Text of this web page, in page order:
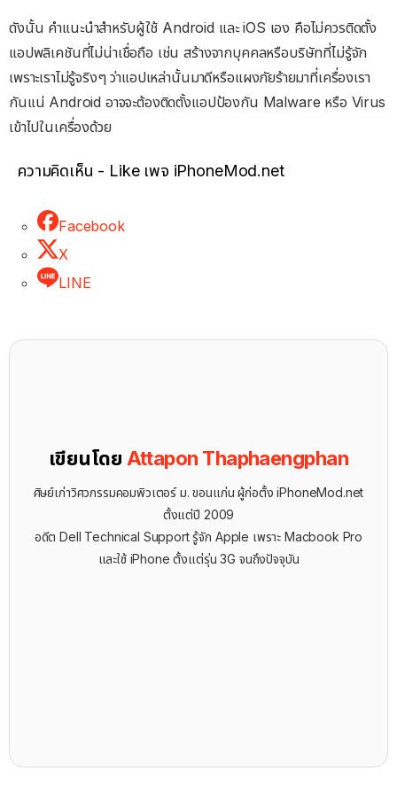
ดังนั้น คำแนะนำสำหรับผู้ใช้ Android และ iOS เอง คือไม่ควรติดตั้ง
แอปพลิเคชันที่ไม่น่าเชื่อถือ เช่น สร้างจากบุคคลหรือบริษัทที่ไม่รู้จัก
เพราะเราไม่รู้จริงๆ ว่าแอปเหล่านั้นมาดีหรือแผงภัยร้ายมาที่เครื่องเรา
กันแน่ Android อาจจะต้องติดตั้งแอปป้องกัน Malware หรือ Virus
เข้าไปในเครื่องด้วย
ความคิดเห็น - Like เพจ iPhoneMod.net
Facebook
X
LINE
เขียนโดย Attapon Thaphaengphan
ศิษย์เก่าวิศวกรรมคอมพิวเตอร์ ม. ขอนแก่น ผู้ก่อตั้ง iPhoneMod.net
ตั้งแต่ปี 2009
อดีต Dell Technical Support รู้จัก ​Apple เพราะ Macbook Pro
และใช้ iPhone ตั้งแต่รุ่น 3G จนถึงปัจจุบัน